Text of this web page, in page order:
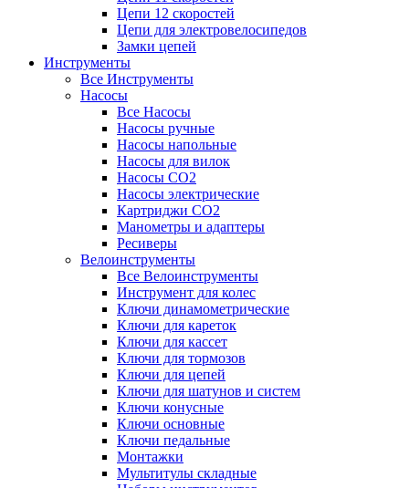
Цепи 12 скоростей
Цепи для электровелосипедов
Замки цепей
Инструменты
Все Инструменты
Насосы
Все Насосы
Насосы ручные
Насосы напольные
Насосы для вилок
Насосы CO2
Насосы электрические
Картриджи CO2
Манометры и адаптеры
Ресиверы
Велоинструменты
Все Велоинструменты
Инструмент для колес
Ключи динамометрические
Ключи для кареток
Ключи для кассет
Ключи для тормозов
Ключи для цепей
Ключи для шатунов и систем
Ключи конусные
Ключи основные
Ключи педальные
Монтажки
Мультитулы складные